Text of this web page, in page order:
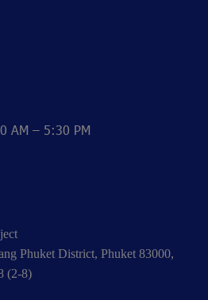
AM – 5:30 PM
Phuket District, Phuket 83000,
(2-8)